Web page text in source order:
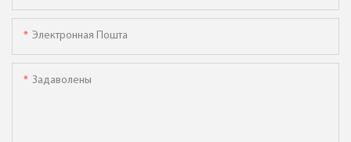
Электронная Пошта
Задаволены